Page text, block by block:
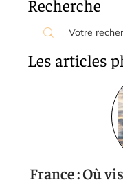
Recherche
Les articles
France : Où